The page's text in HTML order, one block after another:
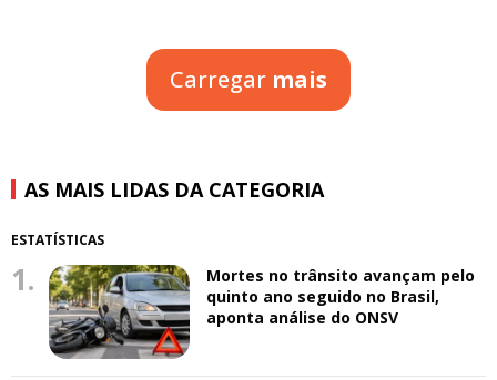
Carregar mais
AS MAIS LIDAS DA CATEGORIA
ESTATÍSTICAS
1.
Mortes no trânsito avançam pelo
quinto ano seguido no Brasil,
aponta análise do ONSV